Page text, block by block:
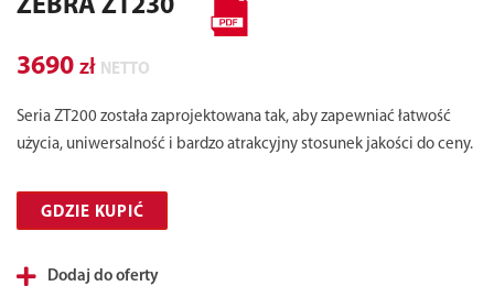
ZEBRA ZT230
3690 zł NETTO
Seria ZT200 została zaprojektowana tak, aby zapewniać łatwość
użycia, uniwersalność i bardzo atrakcyjny stosunek jakości do ceny.
GDZIE KUPIĆ
Dodaj do oferty